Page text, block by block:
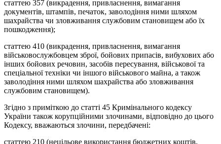
статтею 357 (викрадення, привласнення, вимагання
документів, штампів, печаток, заволодіння ними шляхом
шахрайства чи зловживання службовим становищем або їх
пошкодження);
статтею 410 (викрадення, привласнення, вимагання
військовослужбовцем зброї, бойових припасів, вибухових або
інших бойових речовин, засобів пересування, військової та
спеціальної техніки чи іншого військового майна, а також
заволодіння ними шляхом шахрайства або зловживання
службовим становищем).
Згідно з приміткою до статті 45 Кримінального кодексу
України також корупційними злочинами, відповідно до цього
Кодексу, вважаються злочини, передбачені:
статтею 210 (нецільове використання бюджетних коштів,